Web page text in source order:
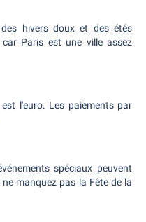
hivers doux et des étés
Paris est une ville assez
l'euro. Les paiements par
spéciaux peuvent
manquez pas la Fête de la